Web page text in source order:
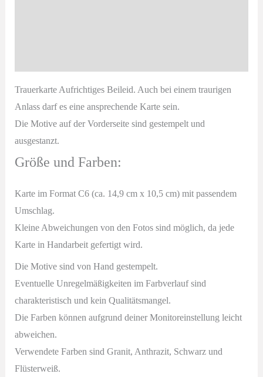
Trauerkarte Aufrichtiges Beileid. Auch bei einem traurigen
Anlass darf es eine ansprechende Karte sein.
Die Motive auf der Vorderseite sind gestempelt und
ausgestanzt.
Größe und Farben:
Karte im Format C6 (ca. 14,9 cm x 10,5 cm) mit passendem
Umschlag.
Kleine Abweichungen von den Fotos sind möglich, da jede
Karte in Handarbeit gefertigt wird.
Die Motive sind von Hand gestempelt.
Eventuelle Unregelmäßigkeiten im Farbverlauf sind
charakteristisch und kein Qualitätsmangel.
Die Farben können aufgrund deiner Monitoreinstellung leicht
abweichen.
Verwendete Farben sind Granit, Anthrazit, Schwarz und
Flüsterweiß.